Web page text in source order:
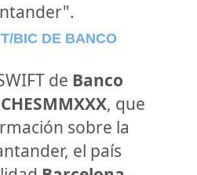
BIC DE BANCO
de Banco
, que
sobre la
el país